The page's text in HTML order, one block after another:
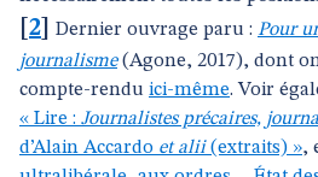
2 Dernier ouvrage paru : Pour
journalisme(Agone, 2017), dont
compte-rendu ici-même. Voir
« Lire : Journalistes précaires,
d’Alain Accardo et alii(extraits) »,